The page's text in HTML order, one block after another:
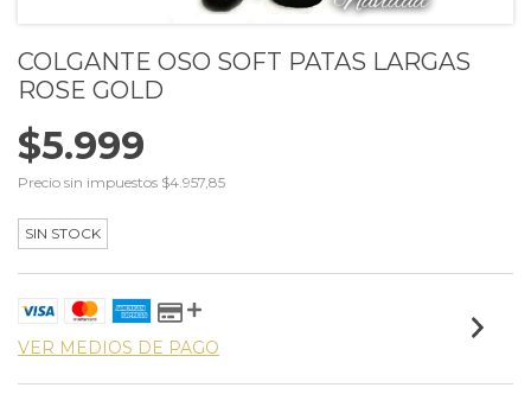
COLGANTE OSO SOFT PATAS LARGAS
ROSE GOLD
$5.999
Precio sin impuestos $4.957,85
SIN STOCK
VER MEDIOS DE PAGO